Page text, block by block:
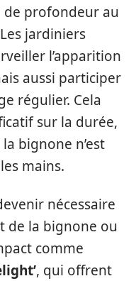
de profondeur au
jardiniers
l’apparition
aussi participer
régulier. Cela
sur la durée,
bignone n’est
mains.
nécessaire
de la bignone ou
comme
, qui offrent